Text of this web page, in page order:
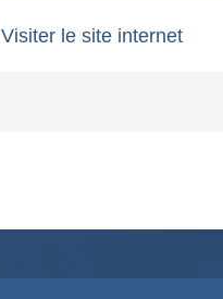
Visiter le site internet